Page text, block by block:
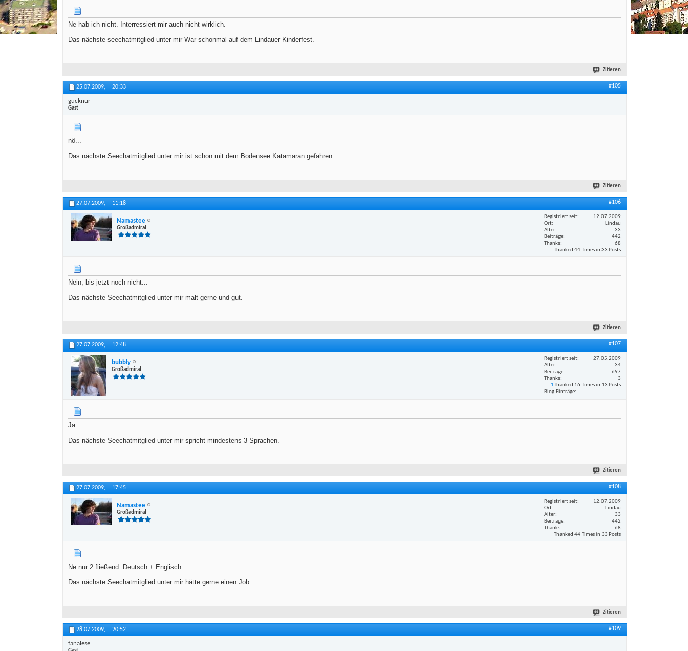
Ne hab ich nicht. Interressiert mir auch nicht wirklich.
Das nächste seechatmitglied unter mir War schonmal auf dem Lindauer Kinderfest.
Zitieren
25.07.2009, 20:33 #105
gucknur
Gast
nö...
Das nächste Seechatmitglied unter mir ist schon mit dem Bodensee Katamaran gefahren
Zitieren
27.07.2009, 11:18 #106
Namastee
Großadmiral
Registriert seit
12.07.2009
Ort
Lindau
Alter
33
Beiträge
442
Thanks
68
Thanked 44 Times in 33 Posts
Nein, bis jetzt noch nicht...
Das nächste Seechatmitglied unter mir malt gerne und gut.
Zitieren
27.07.2009, 12:48 #107
bubbly
Großadmiral
Registriert seit
27.05.2009
Alter
34
Beiträge
697
Thanks
3
Thanked 16 Times in 13 Posts
Blog-Einträge
1
Ja.
Das nächste Seechatmitglied unter mir spricht mindestens 3 Sprachen.
Zitieren
27.07.2009, 17:45 #108
Namastee
Großadmiral
Registriert seit
12.07.2009
Ort
Lindau
Alter
33
Beiträge
442
Thanks
68
Thanked 44 Times in 33 Posts
Ne nur 2 fließend: Deutsch + Englisch
Das nächste Seechatmitglied unter mir hätte gerne einen Job..
Zitieren
28.07.2009, 20:52 #109
fanalese